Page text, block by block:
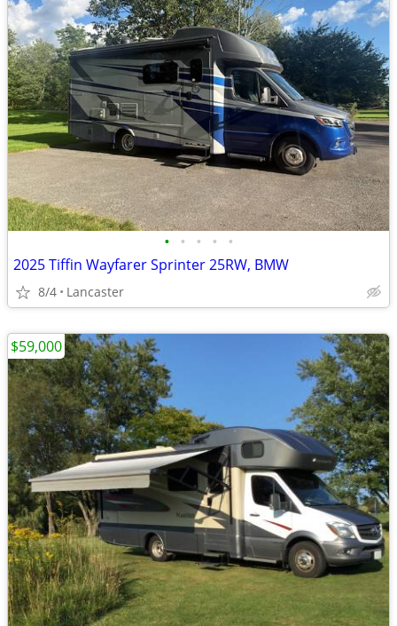
• • • • •
2025 Tiffin Wayfarer Sprinter 25RW, BMW
8/4 Lancaster
$59,000